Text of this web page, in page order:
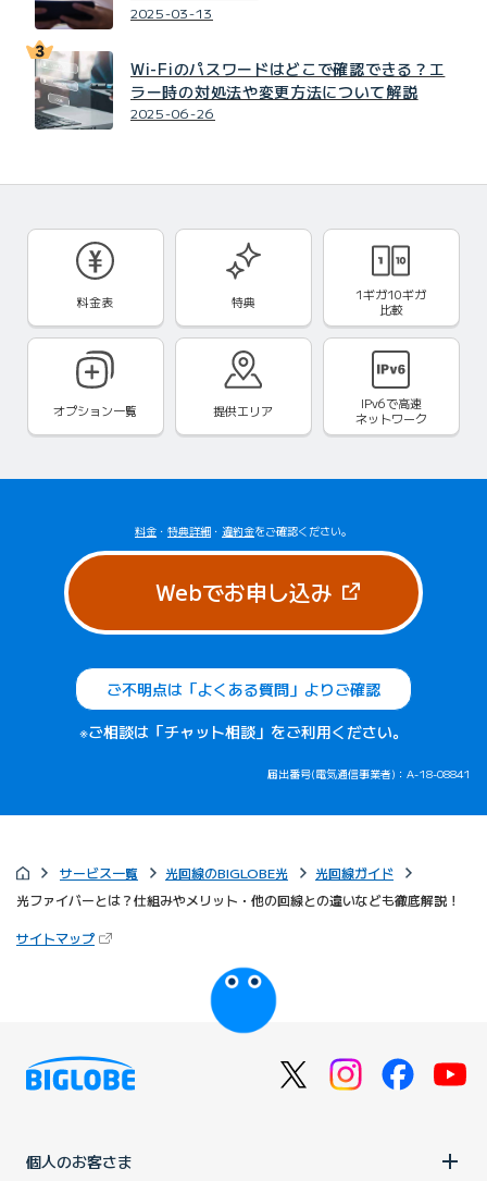
2025-03-13
Wi-Fiのパスワードはどこで確認できる？エ
ラー時の対処法や変更方法について解説
2025-06-26
料金表 特典
1ギガ10ギガ
比較
オプション一覧 提供エリア IPv6で高速
ネットワーク
料金 ・ 特典詳細 ・ 違約金をご確認ください。
Webでお申し込み（新しいタブ
ご不明点は「よくある質問」よりご確認
※ご相談は「チャット相談」をご利用ください。
届出番号(電気通信事業者)：A-18-08841
サービス一覧 光回線のBIGLOBE光
光回線ガイド
光ファイバーとは？仕組みやメリット・他の回線との違いなども徹底解説！
サイトマップ（新しいタブで開きます）
個人のお客さま